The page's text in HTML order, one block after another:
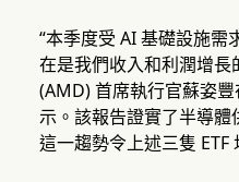
“本季度受 AI 基礎設施需
在是我們收入和利潤增長
(AMD) 首席執行官蘇姿
示。該報告證實了半導體
這一趨勢令上述三隻 ETF